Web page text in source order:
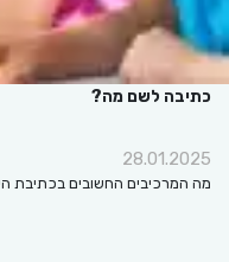
כתיבה לשם מה?
28.01.2025
מה המרכיבים החשובים בכתיבת